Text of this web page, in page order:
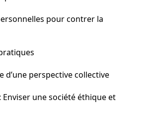
pour contrer la
d’une perspective collective
Enviser une société éthique et